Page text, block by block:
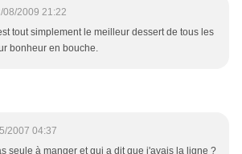
08/2009 21:22
tout simplement le meilleur dessert de tous les
bonheur en bouche.
2007 04:37
seule à manger et qui a dit que j'avais la ligne ?